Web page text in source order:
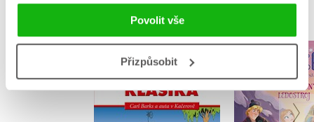
Povolit vše
Přizpůsobit
Disney Zlatá klasika
Carl Barks
Walt Disney
,
Carl Barks
Anna
Walt